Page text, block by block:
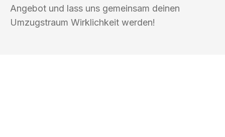
Angebot und lass uns gemeinsam deinen
Umzugstraum Wirklichkeit werden!